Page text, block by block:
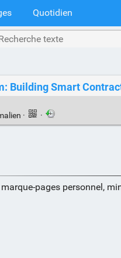
Quotidien
Building Smart
· ·
marque-pages personnel,